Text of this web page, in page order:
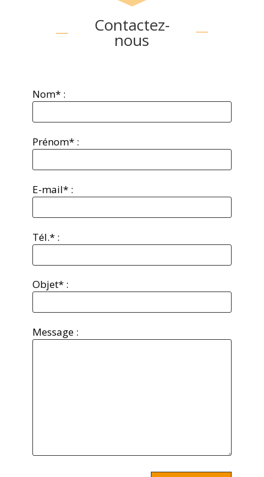
Contactez-
nous
Nom* :
Prénom* :
E-mail* :
Tél.* :
Objet* :
Message :